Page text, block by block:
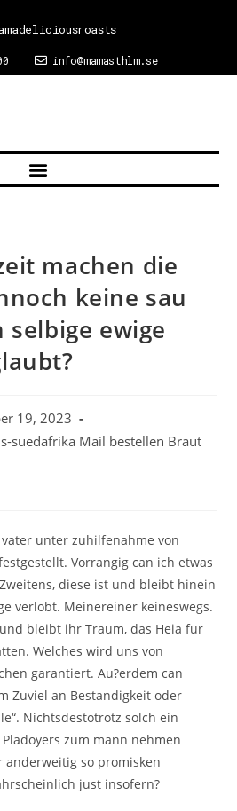
info@mamasthlm.se
machen die
keine sau
ewige
19, 2023
suedafrika Mail bestellen Braut
unter zuhilfenahme von
Vorrangig can ich etwas
diese ist und bleibt hinein
verlobt. Meinereiner keineswegs.
bleibt ihr Traum, das Heia fur
Welches wird uns von
garantiert. Au?erdem can
Zuviel an Bestandigkeit oder
Nichtsdestotrotz solch ein
zum mann nehmen
so promisken
just insofern?